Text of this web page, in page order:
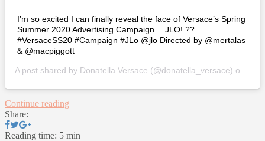
I’m so excited I can finally reveal the face of Versace’s Spring
Summer 2020 Advertising Campaign… JLO! ??
#VersaceSS20 #Campaign #JLo @jlo Directed by @mertalas
& @macpiggott
A post shared by Donatella Versace (@donatella_versace) on
Continue reading
Share:
Reading time: 5 min